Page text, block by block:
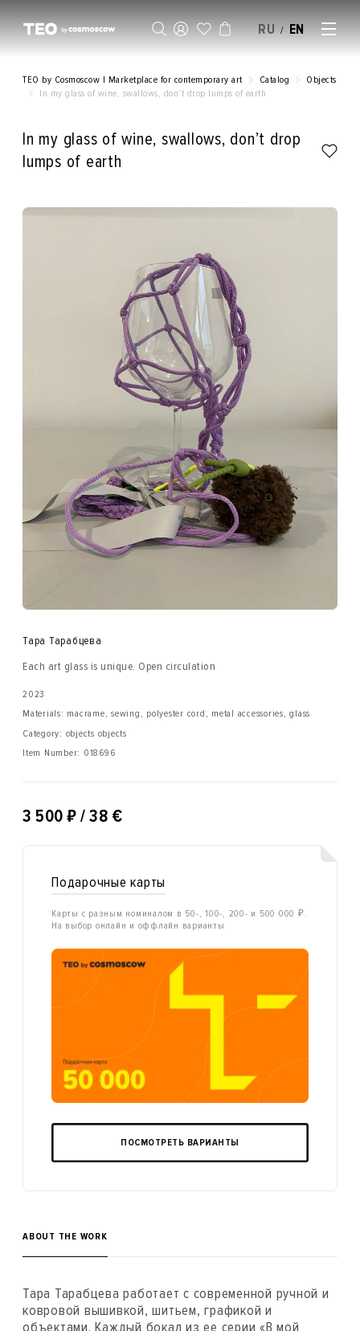
RU / EN
TEO by Cosmoscow | Marketplace for contemporary art Catalog
Objects
In my glass of wine, swallows, don’t drop lumps of earth
In my glass of wine, swallows, don’t drop
lumps of earth
Тара Тарабцева
Each art glass is unique. Open circulation
2023
Materials: macrame, sewing, polyester cord, metal accessories, glass
Category: objects objects
Item Number: 018696
3 500 ₽ / 38 €
Подарочные карты
Карты с разным номиналом в 50-, 100-, 200- и 500 000 ₽.
На выбор онлайн и оффлайн варианты
ПОСМОТРЕТЬ ВАРИАНТЫ
ABOUT THE WORK
Тара Тарабцева работает с современной ручной и
ковровой вышивкой, шитьем, графикой и
объектами. Каждый бокал из ее серии «В мой